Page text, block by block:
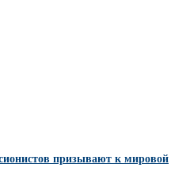
призывают к мировой